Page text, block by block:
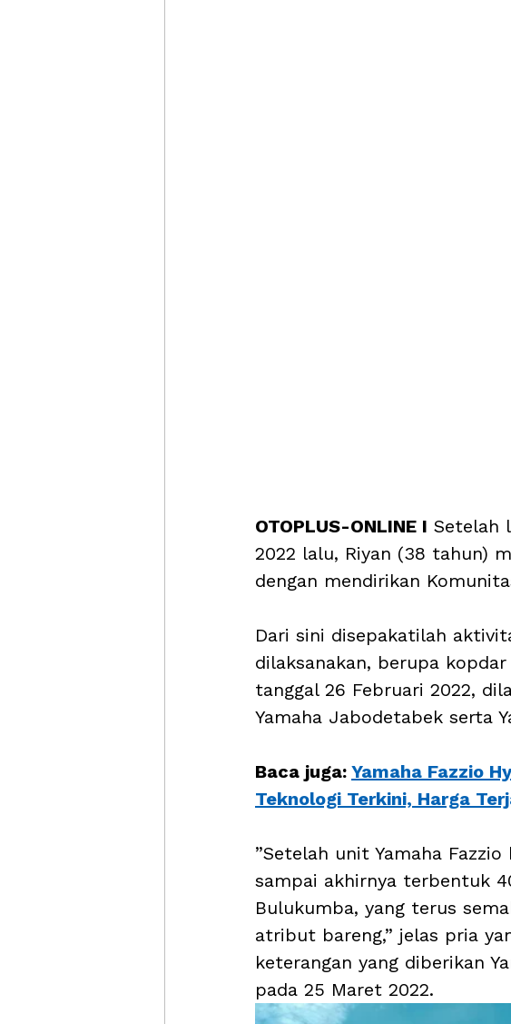
OTOPLUS-ONLINE I Setelah
2022 lalu, Riyan (38 tahun)
dengan mendirikan
Dari sini disepakatilah
dilaksanakan, berupa
tanggal 26 Februari 2022,
Yamaha Jabodetabek serta
Baca juga: Yamaha Fazzio
Teknologi Terkini, Harga
”Setelah unit Yamaha
sampai akhirnya terbentuk
Bulukumba, yang terus
atribut bareng,” jelas pria
keterangan yang diberikan
pada 25 Maret 2022.